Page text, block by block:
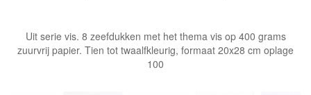
Uit serie vis. 8 zeefdukken met het thema vis op 400 grams
zuurvrij papier. Tien tot twaalfkleurig, formaat 20x28 cm oplage
100